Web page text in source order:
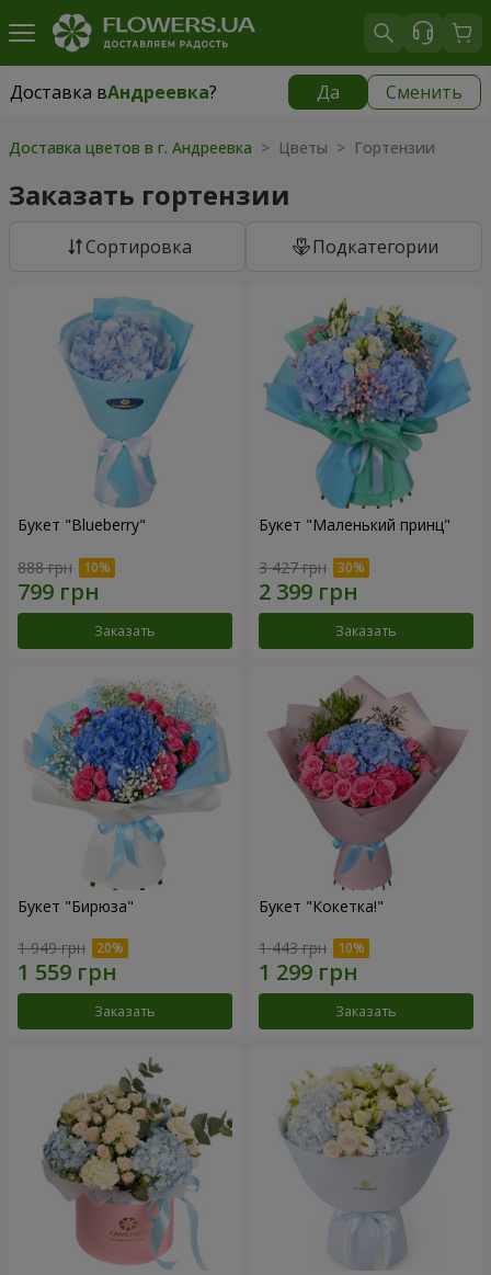
Доставка вАндреевка? Да Сменить
Доставка вАндреевка|
Доставка цветов в г. Андреевка > Цветы > Гортензии
Заказать гортензии
Cортировка Подкатегории
Букет "Blueberry"
888 грн
Заказать
Букет "Маленький принц"
3 427 грн
Заказать
Букет "Бирюза"
1 949 грн
Заказать
Букет "Кокетка!"
1 443 грн
Заказать